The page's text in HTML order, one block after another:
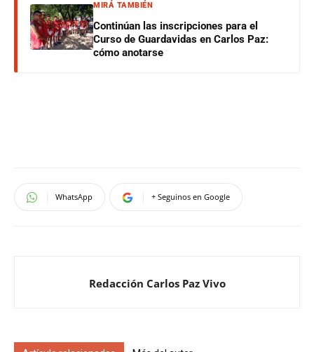
MIRÁ TAMBIÉN
Continúan las inscripciones para el
Curso de Guardavidas en Carlos Paz:
cómo anotarse
WhatsApp + Seguinos en Google
Redacción Carlos Paz Vivo